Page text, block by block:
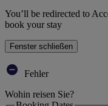
You’ll be redirected to
book your stay
Fenster schließen
Fehler
Wohin reisen Sie?